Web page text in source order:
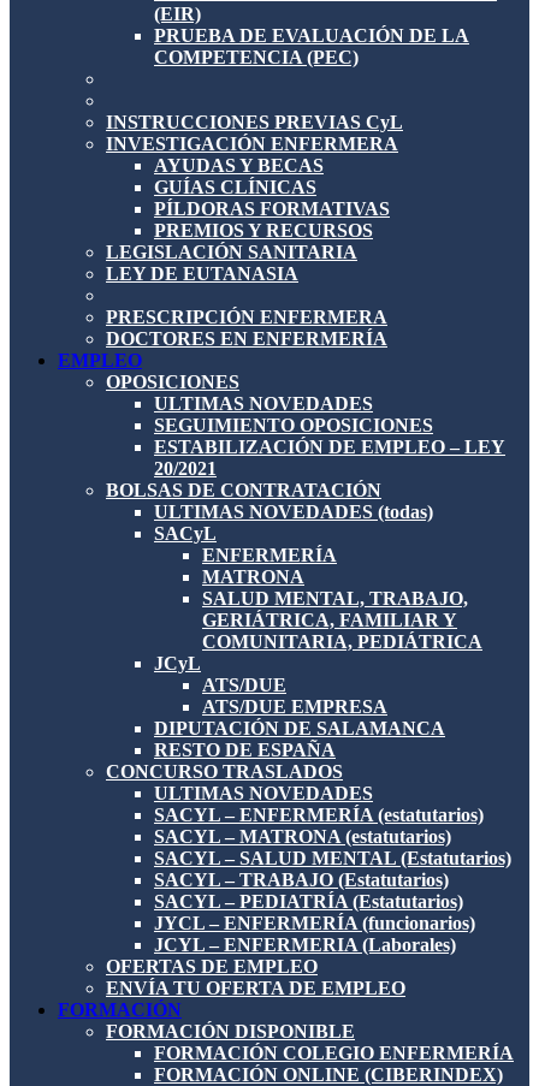
(EIR)
PRUEBA DE EVALUACIÓN DE LA
COMPETENCIA (PEC)
INSTRUCCIONES PREVIAS CyL
INVESTIGACIÓN ENFERMERA
AYUDAS Y BECAS
GUÍAS CLÍNICAS
PÍLDORAS FORMATIVAS
PREMIOS Y RECURSOS
LEGISLACIÓN SANITARIA
LEY DE EUTANASIA
PRESCRIPCIÓN ENFERMERA
DOCTORES EN ENFERMERÍA
EMPLEO
OPOSICIONES
ULTIMAS NOVEDADES
SEGUIMIENTO OPOSICIONES
ESTABILIZACIÓN DE EMPLEO – LEY
20/2021
BOLSAS DE CONTRATACIÓN
ULTIMAS NOVEDADES (todas)
SACyL
ENFERMERÍA
MATRONA
SALUD MENTAL, TRABAJO,
GERIÁTRICA, FAMILIAR Y
COMUNITARIA, PEDIÁTRICA
JCyL
ATS/DUE
ATS/DUE EMPRESA
DIPUTACIÓN DE SALAMANCA
RESTO DE ESPAÑA
CONCURSO TRASLADOS
ULTIMAS NOVEDADES
SACYL – ENFERMERÍA (estatutarios)
SACYL – MATRONA (estatutarios)
SACYL – SALUD MENTAL (Estatutarios)
SACYL – TRABAJO (Estatutarios)
SACYL – PEDIATRÍA (Estatutarios)
JYCL – ENFERMERÍA (funcionarios)
JCYL – ENFERMERIA (Laborales)
OFERTAS DE EMPLEO
ENVÍA TU OFERTA DE EMPLEO
FORMACIÓN
FORMACIÓN DISPONIBLE
FORMACIÓN COLEGIO ENFERMERÍA
FORMACIÓN ONLINE (CIBERINDEX)